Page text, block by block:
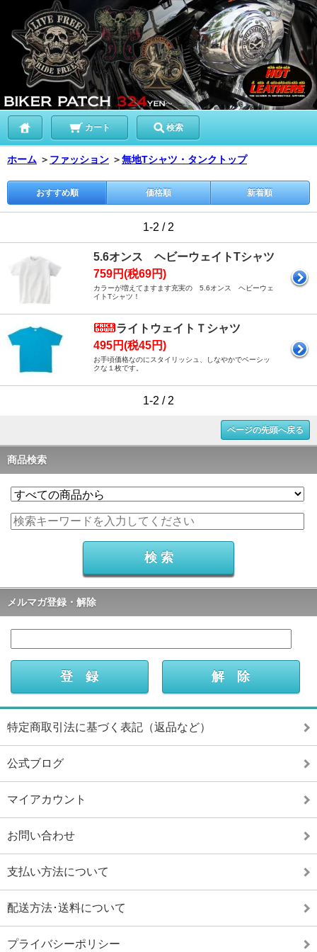
カート 検索
ホーム ＞ ファッション ＞無地Tシャツ・タンクトップ
おすすめ順 価格順 新着順
1-2 / 2
5.6オンス ヘビーウェイトTシャツ
759円(税69円)
カラーが増えてますます充実の 5.6オンス ヘビーウェ
イトTシャツ！
ライトウェイトＴシャツ
495円(税45円)
お手頃価格なのにスタイリッシュ、しなやかでベーシッ
クな１枚です。
1-2 / 2
ページの先頭へ戻る
商品検索
メルマガ登録・解除
特定商取引法に基づく表記（返品など）
公式ブログ
マイアカウント
お問い合わせ
支払い方法について
配送方法･送料について
プライバシーポリシー